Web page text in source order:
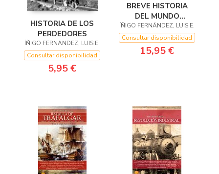
HISTORIA DE LOS
PERDEDORES
ÍÑIGO FERNÁNDEZ, LUIS E.
Consultar disponibilidad
5,95 €
BREVE HISTORIA
DEL MUNDO
(VERSIÓN
EXTENDIDA)
ÍÑIGO FERNÁNDEZ, LUIS E.
Consultar disponibilidad
15,95 €